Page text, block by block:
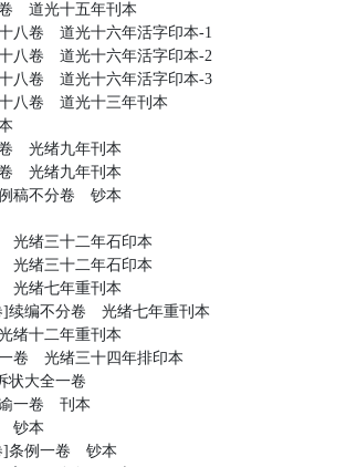
道光十五年刊本
八卷 道光十六年活字印本-1
八卷 道光十六年活字印本-2
八卷 道光十六年活字印本-3
八卷 道光十三年刊本
光绪九年刊本
光绪九年刊本
稿不分卷 钞本
光绪三十二年石印本
光绪三十二年石印本
光绪七年重刊本
]续编不分卷 光绪七年重刊本
绪十二年重刊本
卷 光绪三十四年排印本
状大全一卷
谕一卷 刊本
钞本
]条例一卷 钞本